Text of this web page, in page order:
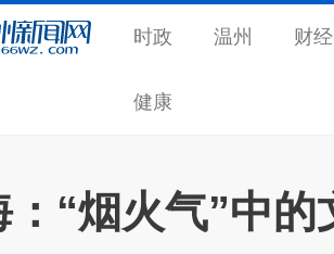
时政 温州 财经
健康
：“烟火气”中的